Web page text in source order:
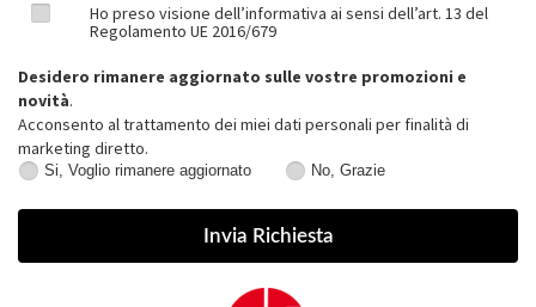
Ho preso visione dell’informativa ai sensi dell’art. 13 del
Regolamento UE 2016/679
Desidero rimanere aggiornato sulle vostre promozioni e
novità.
Acconsento al trattamento dei miei dati personali per finalità di
marketing diretto.
Voglio
Si, Voglio rimanere aggiornato
Grazie
No, Grazie